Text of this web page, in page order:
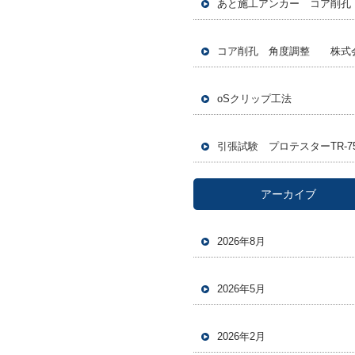
oSクリップ工法
アーカイブ
2026年8月
2026年5月
2026年2月